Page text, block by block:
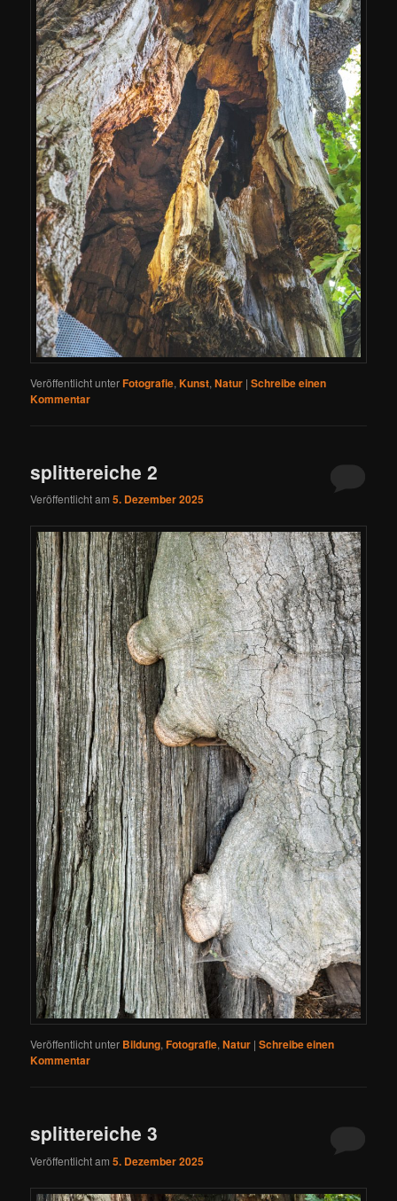
Veröffentlicht unterFotografie,Kunst,Natur |Schreibe einen
Kommentar
splittereiche 2
Veröffentlicht am5. Dezember 2025
Veröffentlicht unter Bildung,Fotografie,Natur |Schreibe einen
Kommentar
splittereiche 3
Veröffentlicht am5. Dezember 2025